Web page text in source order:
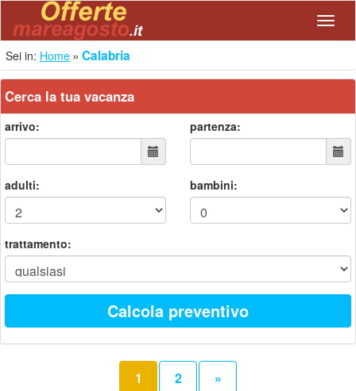
Sei in: Home Calabria
Cerca la tua vacanza
arrivo: partenza:
adulti: bambini:
trattamento:
Calcola preventivo
1 2 »